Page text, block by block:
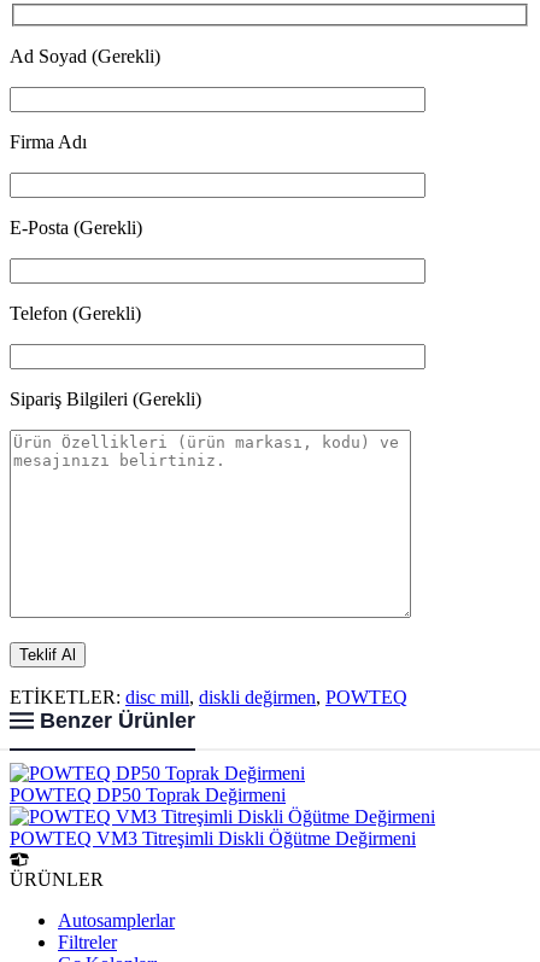
Ad Soyad (Gerekli)
Firma Adı
E-Posta (Gerekli)
Telefon (Gerekli)
Sipariş Bilgileri (Gerekli)
ETİKETLER: disc mill, diskli değirmen, POWTEQ
Benzer Ürünler
POWTEQ DP50 Toprak Değirmeni
POWTEQ VM3 Titreşimli Diskli Öğütme Değirmeni
ÜRÜNLER
Autosamplerlar
Filtreler